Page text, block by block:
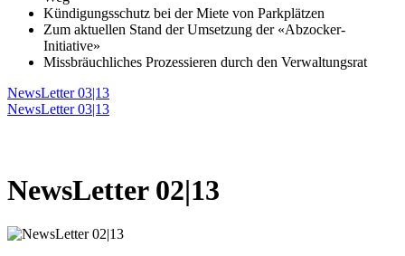
Kündigungsschutz bei der Miete von Parkplätzen
Zum aktuellen Stand der Umsetzung der «Abzocker-
Initiative»
Missbräuchliches Prozessieren durch den Verwaltungsrat
NewsLetter 03|13
NewsLetter 03|13
NewsLetter 02|13